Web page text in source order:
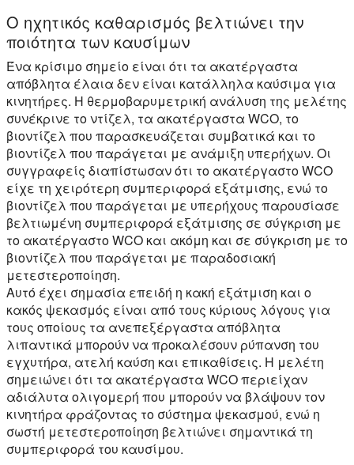
Ο ηχητικός καθαρισμός βελτιώνει την
ποιότητα των καυσίμων
Ένα κρίσιμο σημείο είναι ότι τα ακατέργαστα
απόβλητα έλαια δεν είναι κατάλληλα καύσιμα για
κινητήρες. Η θερμοβαρυμετρική ανάλυση της μελέτης
συνέκρινε το ντίζελ, τα ακατέργαστα WCO, το
βιοντίζελ που παρασκευάζεται συμβατικά και το
βιοντίζελ που παράγεται με ανάμιξη υπερήχων. Οι
συγγραφείς διαπίστωσαν ότι το ακατέργαστο WCO
είχε τη χειρότερη συμπεριφορά εξάτμισης, ενώ το
βιοντίζελ που παράγεται με υπερήχους παρουσίασε
βελτιωμένη συμπεριφορά εξάτμισης σε σύγκριση με
το ακατέργαστο WCO και ακόμη και σε σύγκριση με το
βιοντίζελ που παράγεται με παραδοσιακή
μετεστεροποίηση.
Αυτό έχει σημασία επειδή η κακή εξάτμιση και ο
κακός ψεκασμός είναι από τους κύριους λόγους για
τους οποίους τα ανεπεξέργαστα απόβλητα
λιπαντικά μπορούν να προκαλέσουν ρύπανση του
εγχυτήρα, ατελή καύση και επικαθίσεις. Η μελέτη
σημειώνει ότι τα ακατέργαστα WCO περιείχαν
αδιάλυτα ολιγομερή που μπορούν να βλάψουν τον
κινητήρα φράζοντας το σύστημα ψεκασμού, ενώ η
σωστή μετεστεροποίηση βελτιώνει σημαντικά τη
συμπεριφορά του καυσίμου.